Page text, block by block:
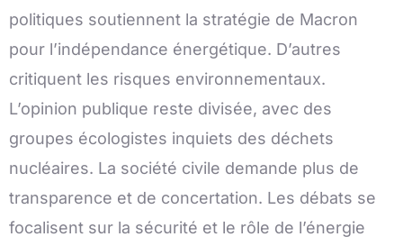
politiques soutiennent la stratégie de Macron
pour l’indépendance énergétique. D’autres
critiquent les risques environnementaux.
L’opinion publique reste divisée, avec des
groupes écologistes inquiets des déchets
nucléaires. La société civile demande plus de
transparence et de concertation. Les débats se
focalisent sur la sécurité et le rôle de l’énergie